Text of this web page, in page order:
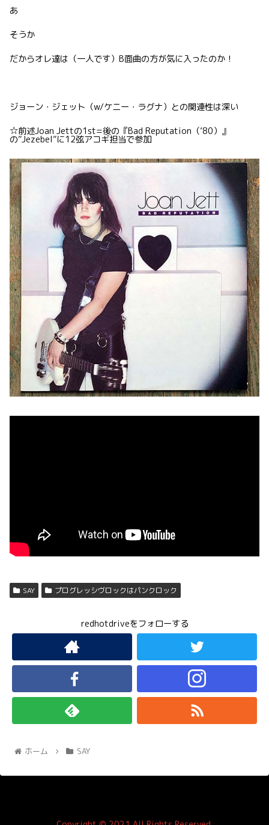
あ
そうか
だからオレ達は（一人です）B面曲の方が気に入ったのか！
ジョーン・ジェット（w/ケニー・ラグナ）との関連性は深い
☆前述Joan Jettの1st=後の『Bad Reputation（’80）』
の”Jezebel”に12弦アコギ担当で参加
SAY プログレッシヴロックはパンクロック
redhotdriveをフォローする
ホーム SAY